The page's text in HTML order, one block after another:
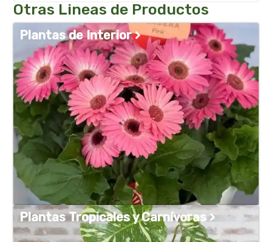
Otras Lineas de Productos
Plantas de Interior
Plantas Tropicales y Carnívoras